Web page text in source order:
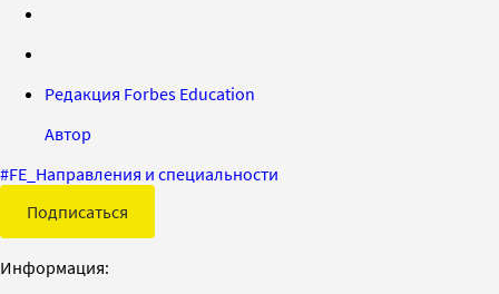
Редакция Forbes Education
Автор
#FE_Направления и специальности
Подписаться
Информация: